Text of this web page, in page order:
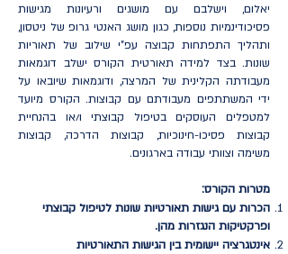
יאלום, וישלבם עם מושגים ורעיונות מגישות
פסיכודינמיות נוספות, כגון מושג האנטי גרופ של ניטסון,
ותהליך התפתחות קבוצה עפ"י שילוב של תאוריות
שונות. בצד למידה תאורטית הקורס ישלב דוגמאות
מעבודתה הקלינית של המרצה, ודוגמאות שיובאו על
ידי המשתתפים מעבודתם עם קבוצות. הקורס מיועד
למטפלים העוסקים בטיפול קבוצתי ו/או בהנחיית
קבוצות פסיכו-חינוכיות, קבוצות הדרכה, קבוצות
משימה וצוותי עבודה בארגונים.
מטרות הקורס:
הכרות עם גישות תאורטיות שונות לטיפול קבוצתי
ופרקטיקות הנגזרות מהן.
אינטגרציה יישומית בין הגישות התאורטיות